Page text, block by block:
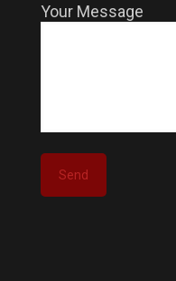
Your Message